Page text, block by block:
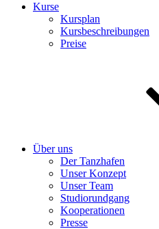
Kurse
Kursplan
Kursbeschreibungen
Preise
Über uns
Der Tanzhafen
Unser Konzept
Unser Team
Studiorundgang
Kooperationen
Presse